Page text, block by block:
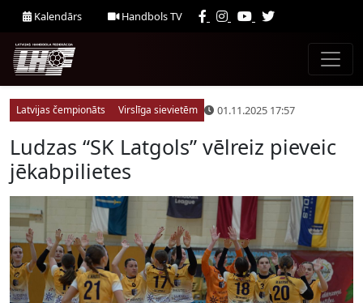
Kalendārs Handbols TV
Latvijas čempionāts Virslīga sievietēm 01.11.2025 17:57
Ludzas “SK Latgols” vēlreiz pieveic
jēkabpilietes